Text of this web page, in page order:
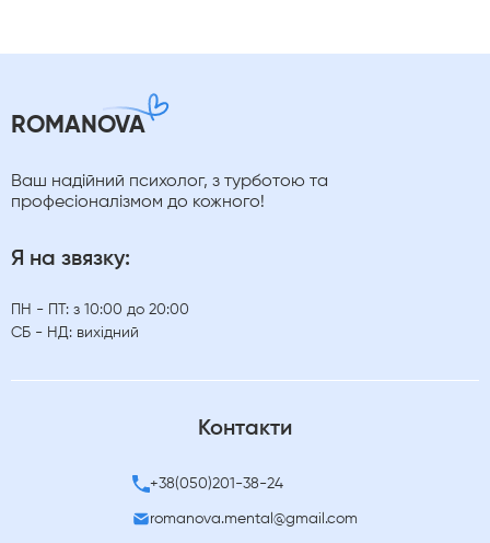
ROMANOVA
Ваш надійний психолог, з турботою та
професіоналізмом до кожного!
Я на звязку:
ПН - ПТ: з 10:00 до 20:00
СБ - НД: вихідний
Контакти
+38(050)201-38-24
romanova.mental@gmail.com